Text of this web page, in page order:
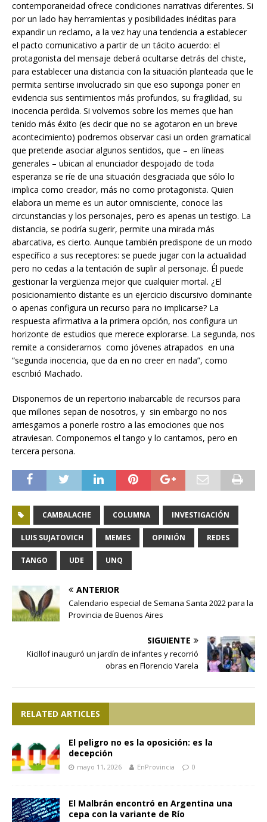
contemporaneidad ofrece condiciones narrativas diferentes. Si
por un lado hay herramientas y posibilidades inéditas para
expandir un reclamo, a la vez hay una tendencia a establecer
el pacto comunicativo a partir de un tácito acuerdo: el
protagonista del mensaje deberá ocultarse detrás del chiste,
para establecer una distancia con la situación planteada que le
permita sentirse involucrado sin que eso suponga poner en
evidencia sus sentimientos más profundos, su fragilidad, su
inocencia perdida. Si volvemos sobre los memes que han
tenido más éxito (es decir que no se agotaron en un breve
acontecimiento) podremos observar casi un orden gramatical
que pretende asociar algunos sentidos, que – en líneas
generales – ubican al enunciador despojado de toda
esperanza se ríe de una situación desgraciada que sólo lo
implica como creador, más no como protagonista. Quien
elabora un meme es un autor omnisciente, conoce las
circunstancias y los personajes, pero es apenas un testigo. La
distancia, se podría sugerir, permite una mirada más
abarcativa, es cierto. Aunque también predispone de un modo
específico a sus receptores: se puede jugar con la actualidad
pero no cedas a la tentación de suplir al personaje. Él puede
gestionar la vergüenza mejor que cualquier mortal. ¿El
posicionamiento distante es un ejercicio discursivo dominante
o apenas configura un recurso para no implicarse? La
respuesta afirmativa a la primera opción, nos configura un
horizonte de estudios que merece explorarse. La segunda, nos
remite a considerarnos como jóvenes atrapados en una
“segunda inocencia, que da en no creer en nada”, como
escribió Machado.
Disponemos de un repertorio inabarcable de recursos para
que millones sepan de nosotros, y sin embargo no nos
arriesgamos a ponerle rostro a las emociones que nos
atraviesan. Componemos el tango y lo cantamos, pero en
tercera persona.
CAMBALACHE COLUMNA INVESTIGACIÓN
LUIS SUJATOVICH MEMES OPINIÓN REDES
TANGO UDE UNQ
ANTERIOR
Calendario especial de Semana Santa 2022 para la
Provincia de Buenos Aires
SIGUIENTE
Kicillof inauguró un jardín de infantes y recorrió
obras en Florencio Varela
RELATED ARTICLES
El peligro no es la oposición: es la
decepción
mayo 11, 2026 EnProvincia 0
El Malbrán encontró en Argentina una
cepa con la variante de Río